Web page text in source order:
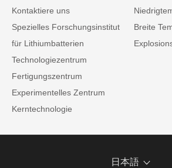
Kontaktiere uns
Spezielles Forschungsinstitut
für Lithiumbatterien
Technologiezentrum
Fertigungszentrum
Experimentelles Zentrum
Kerntechnologie
Breite
日本語